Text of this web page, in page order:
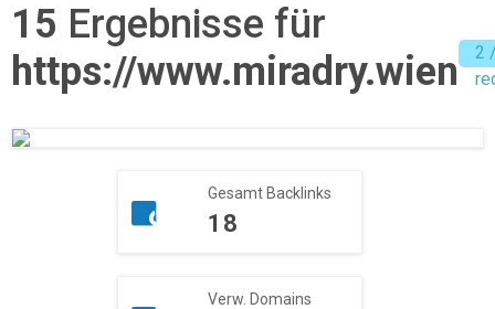
15 Ergebnisse für
https://www.miradry.wien
2
Gesamt Backlinks
18
Verw. Domains